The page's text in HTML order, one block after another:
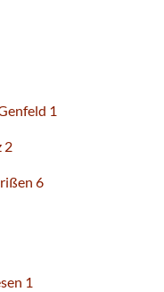
1
2
6
1